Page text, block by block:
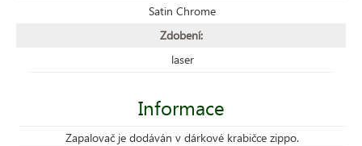
Satin Chrome
Zdobení:
laser
Informace
Zapalovač je dodáván v dárkové krabičce zippo.